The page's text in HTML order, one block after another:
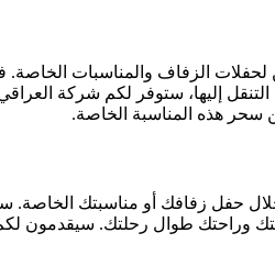
لحفلات الزفاف والمناسبات
إليها، ستوفر لكم شركة
سحر هذه المناسبة الخاصة.
حفل زفافك أو مناسبتك الخاصة.
طوال رحلتك. سيقدمون لكم